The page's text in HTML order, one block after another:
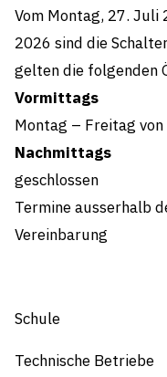
Vom Montag, 27.
2026 sind die
gelten die folgenden
Vormittags
Montag – Freitag
Nachmittags
geschlossen
Termine ausserhalb
Vereinbarung
Schule
Technische Betriebe